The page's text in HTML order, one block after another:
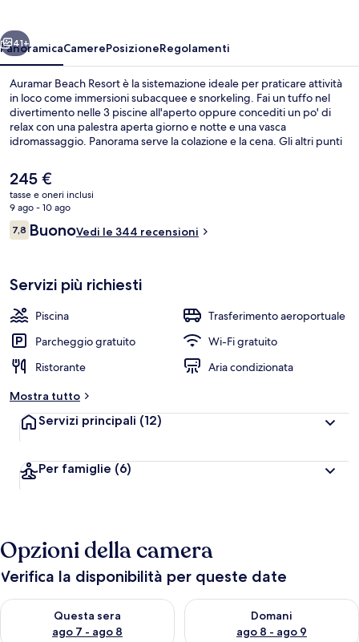
Avanti
41+
PanoramicaCamerePosizioneRegolamenti
Auramar Beach Resort è la sistemazione ideale per praticare attività
in loco come immersioni subacquee e snorkeling. Fai un tuffo nel
divertimento nelle 3 piscine all'aperto oppure concediti un po' di
relax con una palestra aperta giorno e notte e una vasca
idromassaggio. Panorama serve la colazione e la cena. Gli altri punti
e un miniclub per bambini (gratuito).
Il
prezzo
attuale
è
245 €
245 €
tasse e oneri inclusi
9 ago - 10 ago
Recensioni
7,87,8 su 10
BuonoVedi le 344 recensioni
Servizi più richiesti
Piscina
Trasferimento aeroportuale
Parcheggio gratuito
Wi-Fi gratuito
Ristorante
Aria condizionata
Mostra tutto
Servizi principali (12)
Per famiglie (6)
Opzioni della camera
Verifica la disponibilità per queste date
Questa sera
ago 7 - ago 8
Verifica la disponibilità per questa sera, ago 7 - ago 8
Domani
ago 8 - ago 9
Verifica la disponibilità per